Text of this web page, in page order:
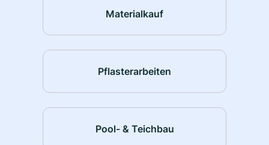
Materialkauf
Pflasterarbeiten
Pool- & Teichbau